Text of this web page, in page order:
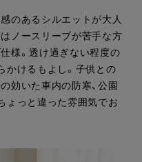
のあるシルエットが大人
ノースリーブが苦手な方
様。透け過ぎない程度の
かけるもよし。子供との
効いた車内の防寒、公園
ょっと違った雰囲気でお